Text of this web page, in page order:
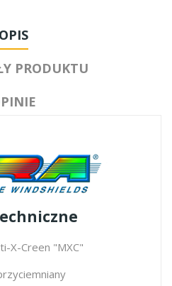
OPIS
PRODUKTU
X-Creen "MXC"